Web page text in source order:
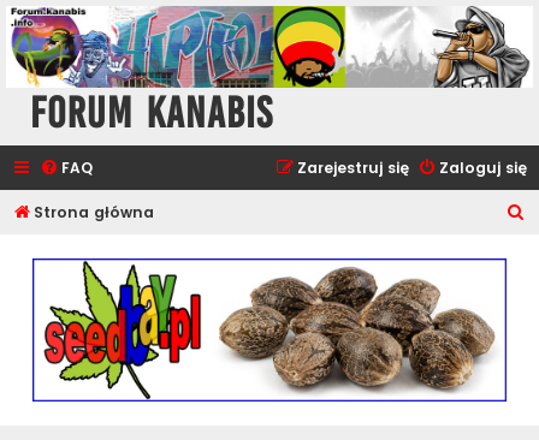
Forum Kanabis
FAQ Zaloguj się
Zarejestruj się
Strona główna